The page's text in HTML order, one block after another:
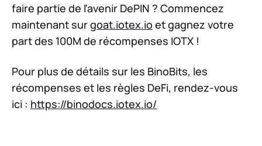
faire partie de l'avenir DePIN ? Commencez
maintenant surgoat.iotex.io et gagnez votre
part des 100M de récompenses IOTX !
Pour plus de détails sur les BinoBits, les
récompenses et les règles DeFi, rendez-vous
ici : https://binodocs.iotex.io/